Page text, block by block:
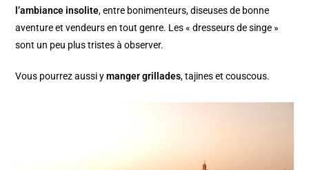
l’ambiance insolite, entre bonimenteurs, diseuses de bonne
aventure et vendeurs en tout genre. Les « dresseurs de singe »
sont un peu plus tristes à observer.
Vous pourrez aussi ymanger grillades, tajines et couscous.